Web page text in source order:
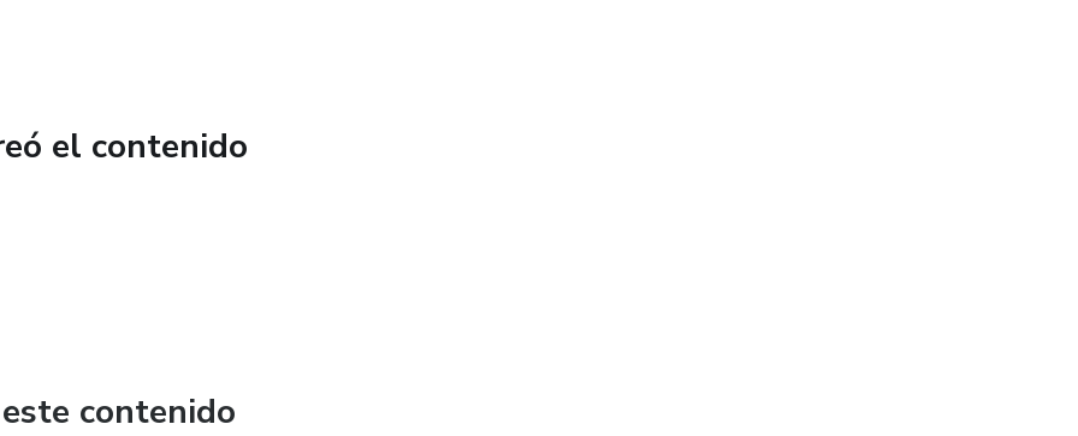
el contenido
contenido